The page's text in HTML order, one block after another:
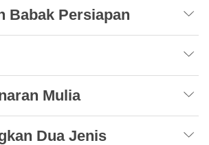
Babak Persiapan
Mulia
Dua Jenis